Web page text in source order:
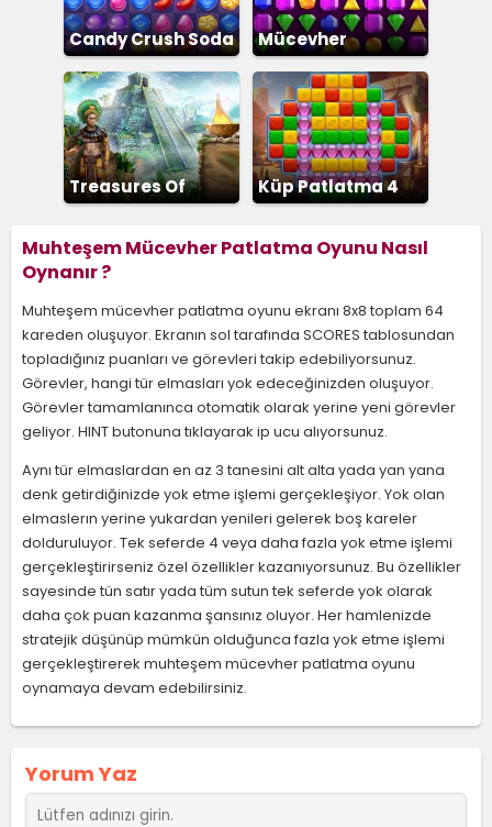
Candy Crush Soda Mücevher
Treasures Of
Küp Patlatma 4
Muhteşem Mücevher Patlatma Oyunu Nasıl
Oynanır ?
Muhteşem mücevher patlatma oyunu ekranı 8x8 toplam 64
kareden oluşuyor. Ekranın sol tarafında SCORES tablosundan
topladığınız puanları ve görevleri takip edebiliyorsunuz.
Görevler, hangi tür elmasları yok edeceğinizden oluşuyor.
Görevler tamamlanınca otomatik olarak yerine yeni görevler
geliyor. HINT butonuna tıklayarak ip ucu alıyorsunuz.
Aynı tür elmaslardan en az 3 tanesini alt alta yada yan yana
denk getirdiğinizde yok etme işlemi gerçekleşiyor. Yok olan
elmaslerın yerine yukardan yenileri gelerek boş kareler
dolduruluyor. Tek seferde 4 veya daha fazla yok etme işlemi
gerçekleştirirseniz özel özellikler kazanıyorsunuz. Bu özellikler
sayesinde tün satır yada tüm sutun tek seferde yok olarak
daha çok puan kazanma şansınız oluyor. Her hamlenizde
stratejik düşünüp mümkün olduğunca fazla yok etme işlemi
gerçekleştirerek muhteşem mücevher patlatma oyunu
oynamaya devam edebilirsiniz.
Yorum Yaz